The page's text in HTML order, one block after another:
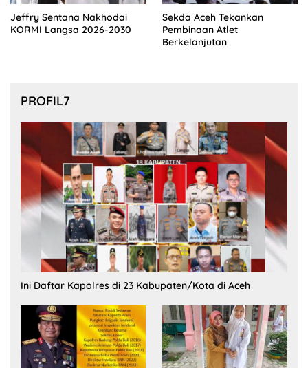
Jeffry Sentana Nakhodai
KORMI Langsa 2026-2030
Sekda Aceh Tekankan
Pembinaan Atlet
Berkelanjutan
PROFIL7
Ini Daftar Kapolres di 23 Kabupaten/Kota di Aceh